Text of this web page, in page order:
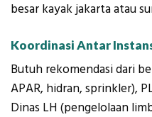
besar kayak jakarta atau
Koordinasi Antar
Butuh rekomendasi dari
APAR, hidran, sprinkler),
Dinas LH (pengelolaan